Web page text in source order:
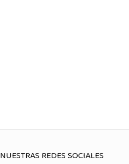
NUESTRAS REDES SOCIALES